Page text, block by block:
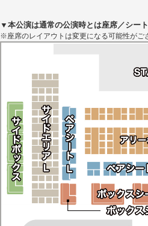
▼本公演は通常の公演時とは座席／シー
※座席のレイアウトは変更になる可能性がご